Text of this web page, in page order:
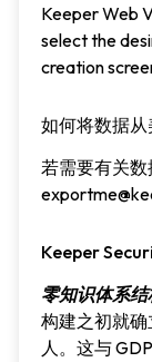
Keeper Web
select the
creation
如何将数据
若需要有关
Keeper
零知识体系结
构建之初就
人。这与